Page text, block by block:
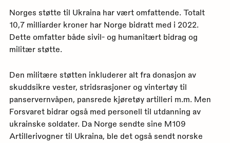
Norges støtte til Ukraina har vært omfattende. Totalt
10,7 milliarder kroner har Norge bidratt med i 2022.
Dette omfatter både sivil- og humanitært bidrag og
militær støtte.
Den militære støtten inkluderer alt fra donasjon av
skuddsikre vester, stridsrasjoner og vintertøy til
panservernvåpen, pansrede kjøretøy artilleri m.m. Men
Forsvaret bidrar også med personell til utdanning av
ukrainske soldater. Da Norge sendte sine M109
Artillerivogner til Ukraina, ble det også sendt norske